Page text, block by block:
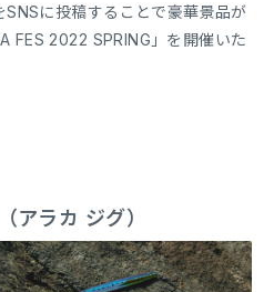
に投稿することで豪華景品が
FES 2022 SPRING」を開催いた
アラカ ジグ）